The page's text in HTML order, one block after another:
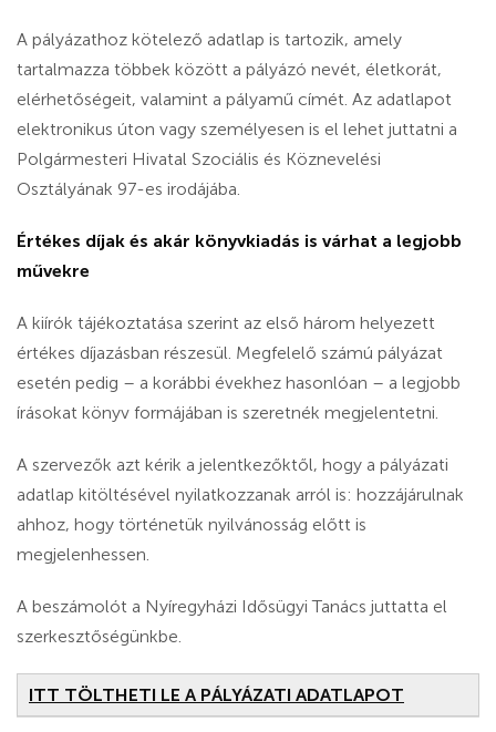
A pályázathoz kötelező adatlap is tartozik, amely
tartalmazza többek között a pályázó nevét, életkorát,
elérhetőségeit, valamint a pályamű címét. Az adatlapot
elektronikus úton vagy személyesen is el lehet juttatni a
Polgármesteri Hivatal Szociális és Köznevelési
Osztályának 97-es irodájába.
Értékes díjak és akár könyvkiadás is várhat a legjobb
művekre
A kiírók tájékoztatása szerint az első három helyezett
értékes díjazásban részesül. Megfelelő számú pályázat
esetén pedig – a korábbi évekhez hasonlóan – a legjobb
írásokat könyv formájában is szeretnék megjelentetni.
A szervezők azt kérik a jelentkezőktől, hogy a pályázati
adatlap kitöltésével nyilatkozzanak arról is: hozzájárulnak
ahhoz, hogy történetük nyilvánosság előtt is
megjelenhessen.
A beszámolót a Nyíregyházi Idősügyi Tanács juttatta el
szerkesztőségünkbe.
ITT TÖLTHETI LE A PÁLYÁZATI ADATLAPOT